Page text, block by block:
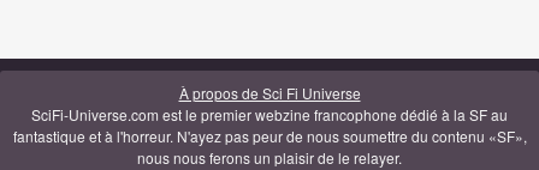
À propos de Sci Fi Universe
SciFi-Universe.com est le premier webzine francophone dédié à la SF au
fantastique et à l'horreur. N'ayez pas peur de nous soumettre du contenu «SF»,
nous nous ferons un plaisir de le relayer.